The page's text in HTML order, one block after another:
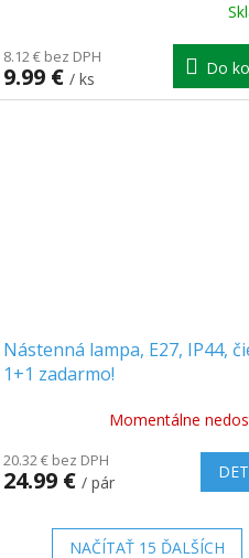
8.12 € bez DPH
9.99 € / ks
Do
Nástenná lampa, E27, IP44,
1+1 zadarmo!
Momentálne
20.32 € bez DPH
24.99 € / pár
NAČÍTAŤ 15 ĎALŠÍCH